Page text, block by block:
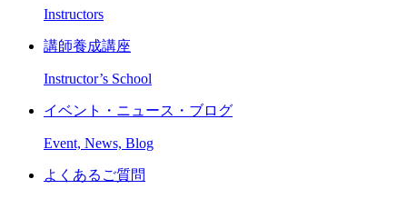
Instructors
講師養成講座
Instructor’s School
イベント・ニュース・ブログ
Event, News, Blog
よくあるご質問